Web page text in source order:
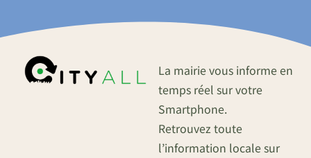
La mairie vous informe en
temps réel sur votre
Smartphone.
Retrouvez toute
l’information locale sur